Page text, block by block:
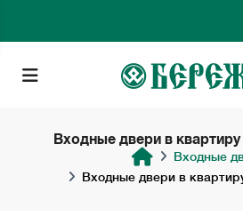
Входные двери в
Входные
Входные двери в